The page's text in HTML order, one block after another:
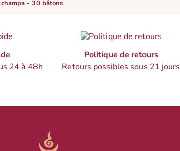
- 30 bâtons
24 à 48h
Politique de retours
Retours possibles sous 21 jours